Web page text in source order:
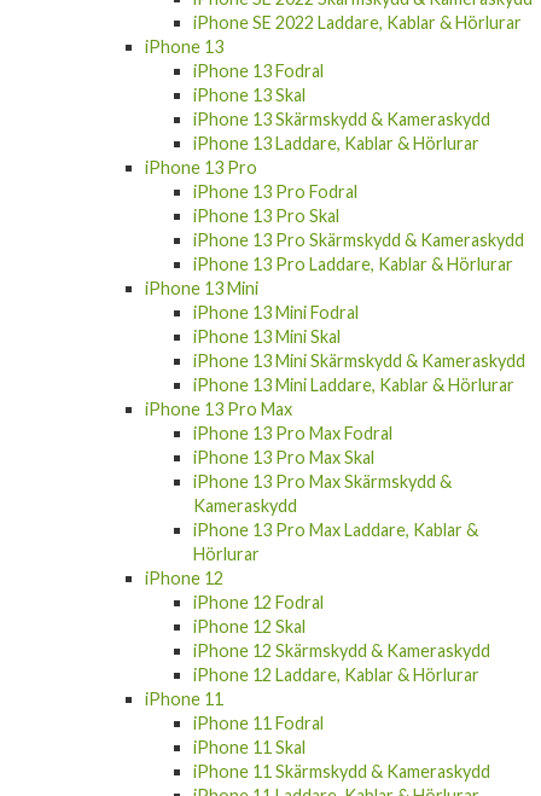
iPhone SE 2022 Laddare, Kablar & Hörlurar
iPhone 13
iPhone 13 Fodral
iPhone 13 Skal
iPhone 13 Skärmskydd & Kameraskydd
iPhone 13 Laddare, Kablar & Hörlurar
iPhone 13 Pro
iPhone 13 Pro Fodral
iPhone 13 Pro Skal
iPhone 13 Pro Skärmskydd & Kameraskydd
iPhone 13 Pro Laddare, Kablar & Hörlurar
iPhone 13 Mini
iPhone 13 Mini Fodral
iPhone 13 Mini Skal
iPhone 13 Mini Skärmskydd & Kameraskydd
iPhone 13 Mini Laddare, Kablar & Hörlurar
iPhone 13 Pro Max
iPhone 13 Pro Max Fodral
iPhone 13 Pro Max Skal
iPhone 13 Pro Max Skärmskydd &
Kameraskydd
iPhone 13 Pro Max Laddare, Kablar &
Hörlurar
iPhone 12
iPhone 12 Fodral
iPhone 12 Skal
iPhone 12 Skärmskydd & Kameraskydd
iPhone 12 Laddare, Kablar & Hörlurar
iPhone 11
iPhone 11 Fodral
iPhone 11 Skal
iPhone 11 Skärmskydd & Kameraskydd